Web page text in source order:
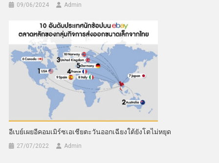
09/06/2024 Admin
อีเบย์เผยอีคอมเมิร์ซเอเชียตะวันออกเฉียงใต้ยังโตไม่หยุด
27/07/2022 Admin